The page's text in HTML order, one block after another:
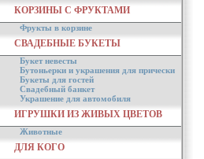
КОРЗИНЫ С ФРУКТАМИ
Фрукты в корзине
СВАДЕБНЫЕ БУКЕТЫ
Букет невесты
Бутоньерки и украшения для прически
Букеты для гостей
Свадебный банкет
Украшение для автомобиля
ИГРУШКИ ИЗ ЖИВЫХ ЦВЕТОВ
Животные
ДЛЯ КОГО